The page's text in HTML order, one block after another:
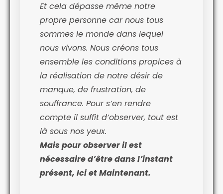
Et cela dépasse même notre
propre personne car nous tous
sommes le monde dans lequel
nous vivons. Nous créons tous
ensemble les conditions propices à
la réalisation de notre désir de
manque, de frustration, de
souffrance. Pour s’en rendre
compte il suffit d’observer, tout est
là sous nos yeux.
Mais pour observer il est
nécessaire d’être dans l’instant
présent, Ici et Maintenant.